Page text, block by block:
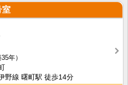
35年）
野線 曙町駅 徒歩14分